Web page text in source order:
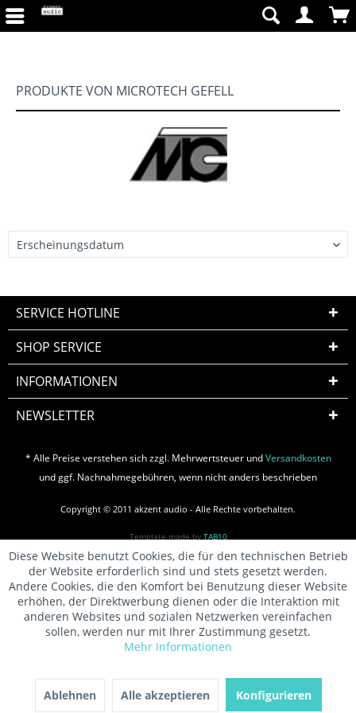
PRODUKTE VON MICROTECH GEFELL
SERVICE HOTLINE
SHOP SERVICE
INFORMATIONEN
NEWSLETTER
* Alle Preise verstehen sich zzgl. Mehrwertsteuer undVersandkosten
und ggf. Nachnahmegebühren, wenn nicht anders beschrieben
Copyright © 2011 akzent audio - Alle Rechte vorbehalten.
Template made by TAB10
Diese Website benutzt Cookies, die für den technischen Betrieb
der Website erforderlich sind und stets gesetzt werden.
Andere Cookies, die den Komfort bei Benutzung dieser Website
erhöhen, der Direktwerbung dienen oder die Interaktion mit
anderen Websites und sozialen Netzwerken vereinfachen
sollen, werden nur mit Ihrer Zustimmung gesetzt.
Mehr Informationen
Ablehnen Alle akzeptieren Konfigurieren